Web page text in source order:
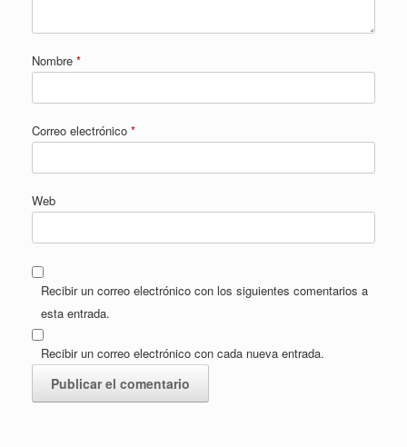
Nombre *
Correo electrónico *
Web
Recibir un correo electrónico con los siguientes comentarios a
esta entrada.
Recibir un correo electrónico con cada nueva entrada.